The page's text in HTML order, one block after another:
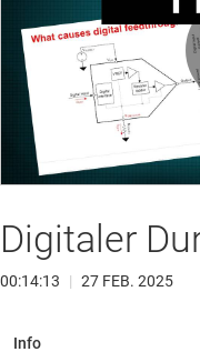
Digitaler
00:14:13 | 27 FEB. 2025